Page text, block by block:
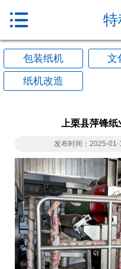

包装纸机 文
纸机改造
上栗县萍锋
发布时间：2025-